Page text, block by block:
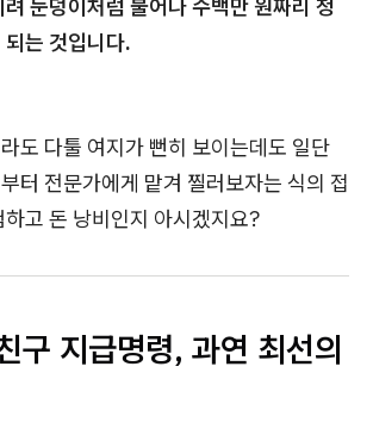
눈덩이처럼 불어나 수백만 원짜리 청
는 것입니다.
도 다툴 여지가 뻔히 보이는데도 일단
터 전문가에게 맡겨 찔러보자는 식의 접
고 돈 낭비인지 아시겠지요?
구 지급명령, 과연 최선의